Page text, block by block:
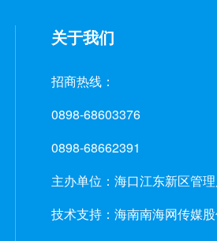
关于我们
招商热线：
0898-68603376
0898-68662391
主办单位：海口江东新区管
技术支持：海南南海网传媒